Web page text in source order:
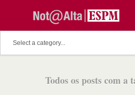
Todos os posts com a